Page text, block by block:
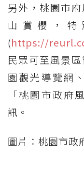
另外，桃園市
山賞櫻，特
(https://
民眾可至風景
園觀光導覽網
「桃園市政府
訊。
圖片：桃園市政